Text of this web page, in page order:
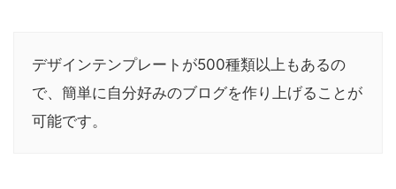
デザインテンプレートが500種類以上もあるの
で、簡単に自分好みのブログを作り上げることが
可能です。